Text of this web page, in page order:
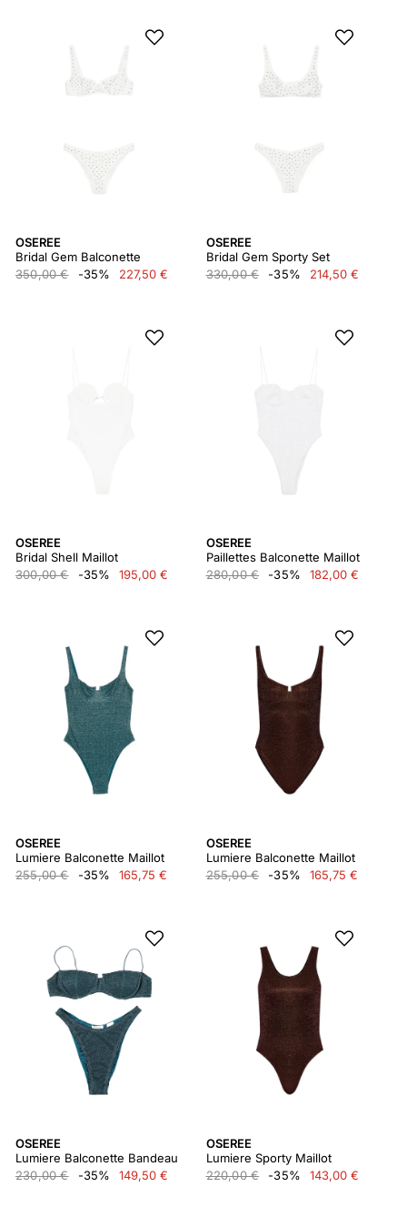
OSEREE
Bridal Gem Balconette
350,00 €
-35% 227,50 €
OSEREE
Bridal Gem Sporty Set
330,00 €
-35% 214,50 €
OSEREE
Bridal Shell Maillot
300,00 €
-35% 195,00 €
OSEREE
Paillettes Balconette Maillot
280,00 €
-35% 182,00 €
OSEREE
Lumiere Balconette Maillot
255,00 €
-35% 165,75 €
OSEREE
Lumiere Balconette Maillot
255,00 €
-35% 165,75 €
OSEREE
Lumiere Balconette Bandeau
230,00 €
-35% 149,50 €
OSEREE
Lumiere Sporty Maillot
220,00 €
-35% 143,00 €